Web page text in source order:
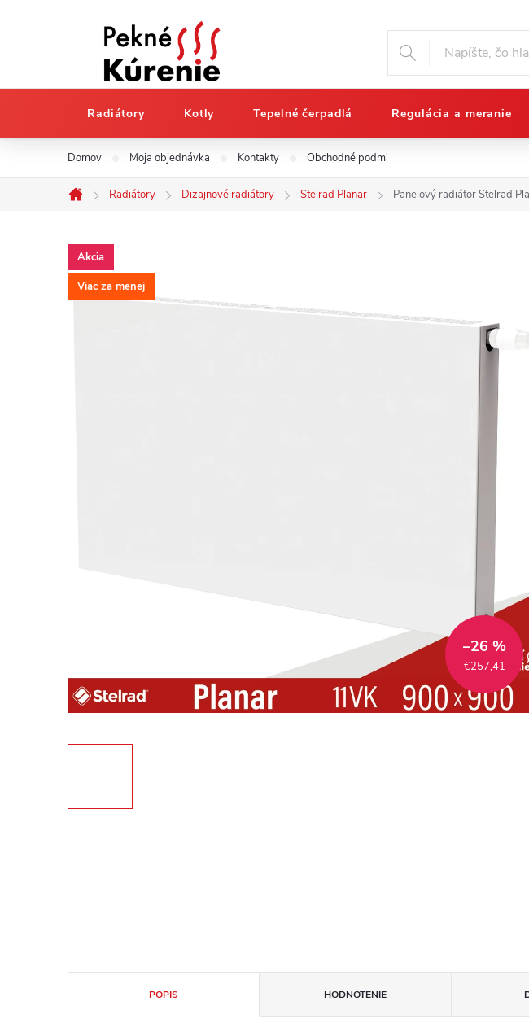
Domov Moja objednávka Kontakty Obchodné podmienky
Radiátory Kotly Tepelné čerpadlá Regulácia a meranie
Domov
Radiátory Dizajnové radiátory Stelrad Planar Panelový radiátor Stelrad
Akcia
Viac za menej
€257,41
–26 %
POPIS HODNOTENIE